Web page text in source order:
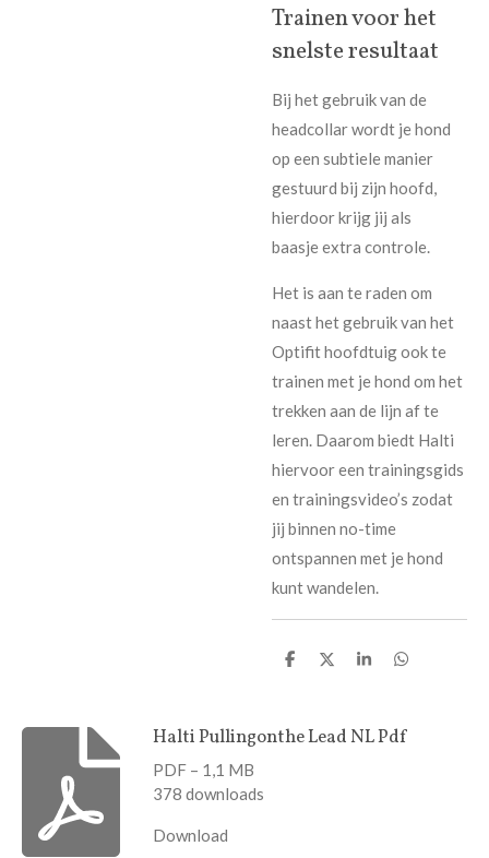
Trainen voor het
snelste resultaat
Bij het gebruik van de
headcollar wordt je hond
op een subtiele manier
gestuurd bij zijn hoofd,
hierdoor krijg jij als
baasjeextra controle.
Het is aan te raden om
naast het gebruik van het
Optifit hoofdtuig ook te
trainen met je hond om het
trekken aan de lijn af te
leren. Daarom biedt Halti
hiervoor een trainingsgids
en trainingsvideo’s zodat
jij binnen no-time
ontspannen met je hond
kunt wandelen.
D
n
D
S
e
D
n
Halti Pullingonthe Lead NL Pdf
PDF – 1,1 MB
378 downloads
Download